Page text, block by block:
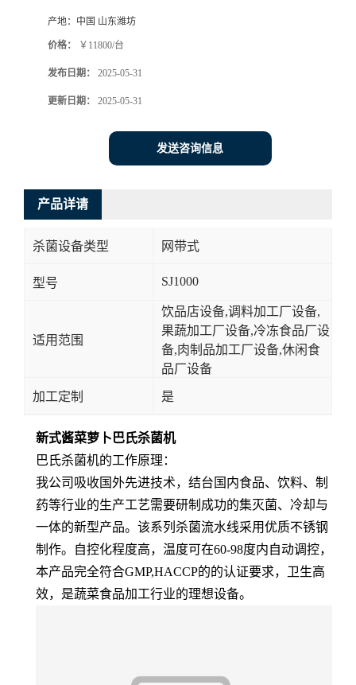
产地： 中国 山东潍坊
价格： ￥11800/台
发布日期： 2025-05-31
更新日期： 2025-05-31
发送咨询信息
产品详请
杀菌设备类型 网带式
型号 SJ1000
适用范围
饮品店设备,调料加工厂设备,
果蔬加工厂设备,冷冻食品厂设
备,肉制品加工厂设备,休闲食
品厂设备
加工定制 是
新式酱菜萝卜巴氏杀菌机
巴氏杀菌机的工作原理：
我公司吸收国外先进技术，结台国内食品、饮料、制
药等行业的生产工艺需要研制成功的集灭菌、冷却与
一体的新型产品。该系列杀菌流水线采用优质不锈钢
制作。自控化程度高，温度可在60-98度内自动调控，
本产品完全符合GMP,HACCP的的认证要求，卫生高
效，是蔬菜食品加工行业的理想设备。